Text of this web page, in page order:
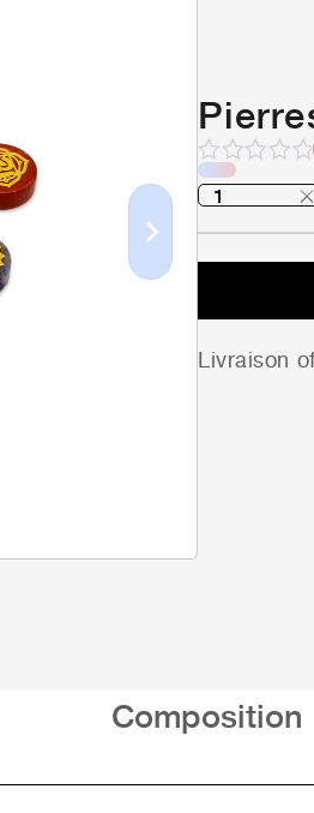
Next
Note
sur
Livraison
Composition